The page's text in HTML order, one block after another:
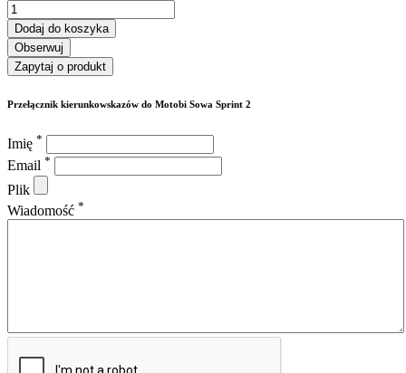
Dodaj do koszyka
Obserwuj
Zapytaj o produkt
Przełącznik kierunkowskazów do Motobi Sowa Sprint 2
Imię *
Email *
Plik
Wiadomość *